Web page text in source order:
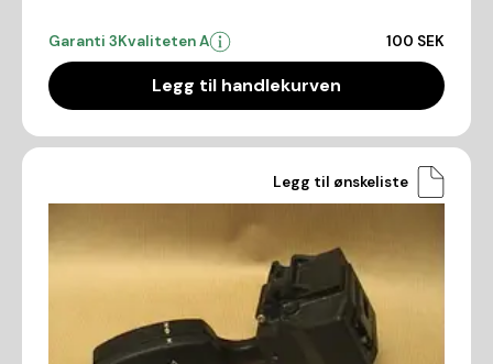
Garanti 3Kvaliteten A 100 SEK
Legg til handlekurven
Legg til ønskeliste